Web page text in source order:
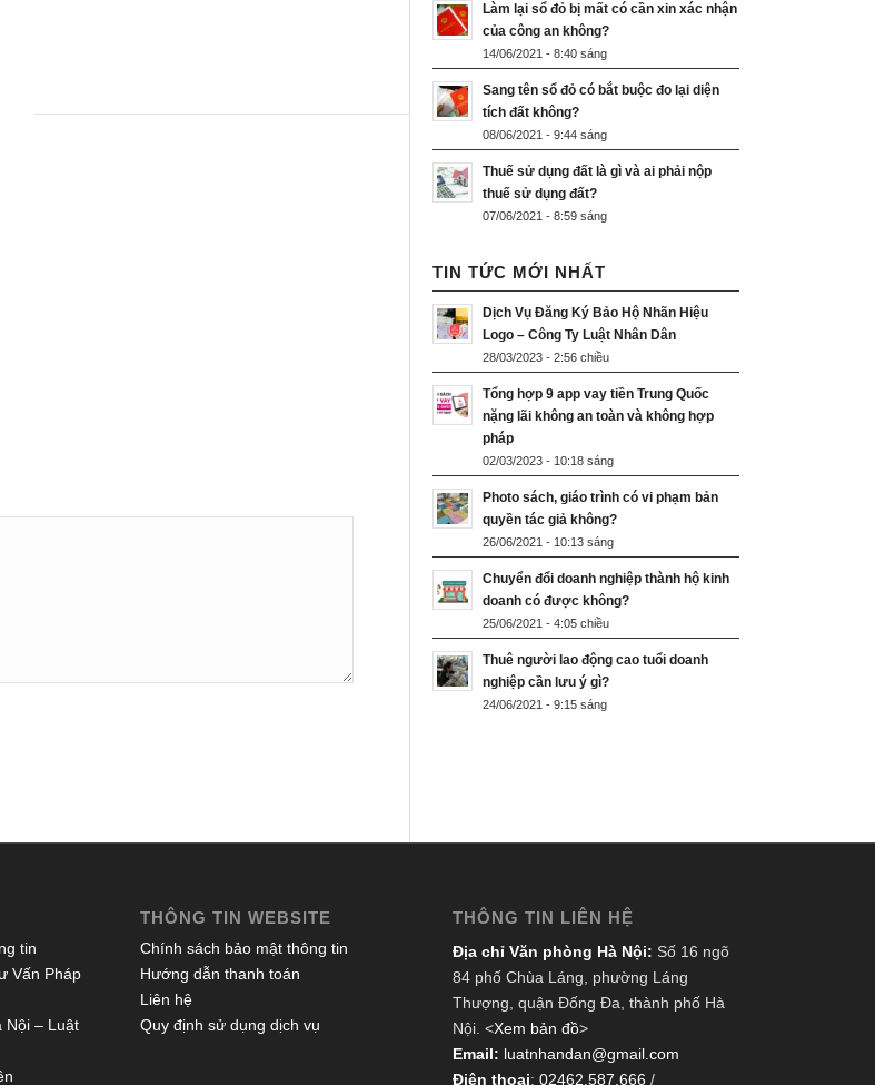
Làm lại sổ đỏ bị mất có cần xin xác nhận
của công an không?
14/06/2021 - 8:40 sáng
Sang tên sổ đỏ có bắt buộc đo lại diện
tích đất không?
08/06/2021 - 9:44 sáng
Thuế sử dụng đất là gì và ai phải nộp
thuế sử dụng đất?
07/06/2021 - 8:59 sáng
TIN TỨC MỚI NHẤT
Dịch Vụ Đăng Ký Bảo Hộ Nhãn Hiệu
Logo – Công Ty Luật Nhân Dân
28/03/2023 - 2:56 chiều
Tổng hợp 9 app vay tiền Trung Quốc
nặng lãi không an toàn và không hợp
pháp
02/03/2023 - 10:18 sáng
Photo sách, giáo trình có vi phạm bản
quyền tác giả không?
26/06/2021 - 10:13 sáng
Chuyển đổi doanh nghiệp thành hộ kinh
doanh có được không?
25/06/2021 - 4:05 chiều
Thuê người lao động cao tuổi doanh
nghiệp cần lưu ý gì?
24/06/2021 - 9:15 sáng
tin
Vấn Pháp
Nội – Luật
THÔNG TIN WEBSITE
Chính sách bảo mật thông tin
Hướng dẫn thanh toán
Liên hệ
Quy định sử dụng dịch vụ
THÔNG TIN LIÊN HỆ
Địa chỉ Văn phòng Hà Nội: Số 16 ngõ
84 phố Chùa Láng, phường Láng
Thượng, quận Đống Đa, thành phố Hà
Nội. <Xem bản đồ>
Email: luatnhandan@gmail.com
Điện thoại: 02462.587.666 /